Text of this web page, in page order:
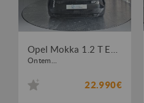
Ontem...
22.990€